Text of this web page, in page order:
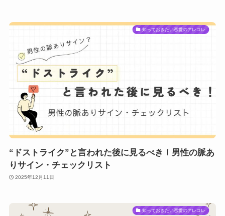
知っておきたい恋愛のアレコレ
“ドストライク”と言われた後に見るべき！男性の脈あ
りサイン・チェックリスト
2025年12月11日
知っておきたい恋愛のアレコレ